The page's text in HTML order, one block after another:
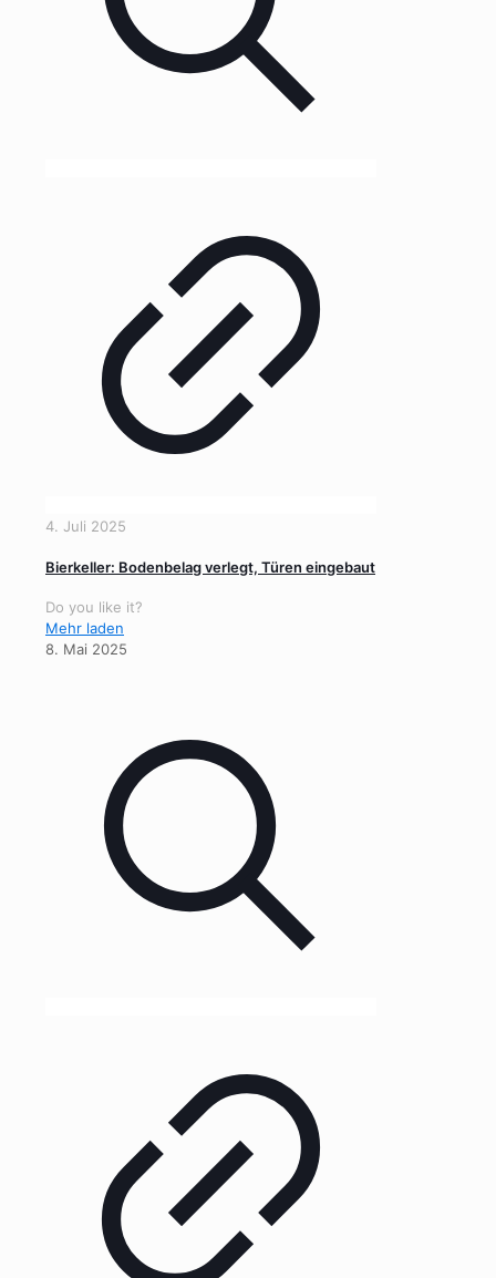
4. Juli 2025
Bierkeller: Bodenbelag verlegt, Türen eingebaut
Do you like it?
Mehr laden
8. Mai 2025